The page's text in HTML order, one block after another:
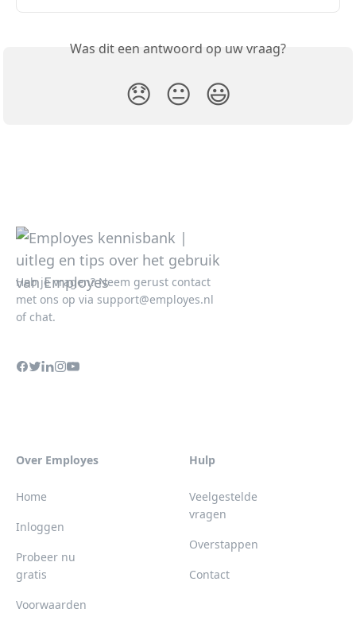
Was dit een antwoord op uw vraag?
😞 😐 😃
Heb je vragen? Neem gerust contact
met ons op via support@employes.nl
of chat.
Over Employes
Home
Inloggen
Probeer nu
gratis
Voorwaarden
Hulp
Veelgestelde
vragen
Overstappen
Contact